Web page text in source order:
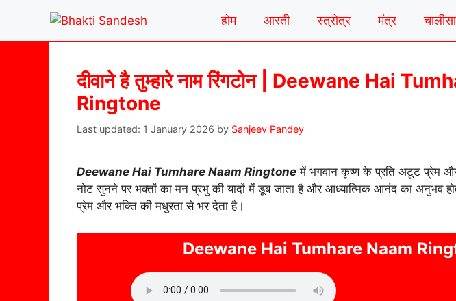
content
होम आरती स्त्रोत्र मंत्र चालीसा
दीवाने है तुम्हारे नाम रिंगटोन | Deewane Hai
Ringtone
1 January 2026 by Sanjeev Pandey
Deewane Hai Tumhare Naam Ringtone में भगवान कृष्ण के प्रति अटूट प्रेम
नोट सुनने पर भक्तों का मन प्रभु की यादों में डूब जाता है और आध्यात्मिक आनंद का अनुभव
प्रेम और भक्ति की मधुरता से भर देता है।
Deewane Hai Tumhare Naam